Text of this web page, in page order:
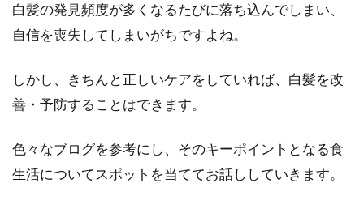
白髪の発見頻度が多くなるたびに落ち込んでしまい、
自信を喪失してしまいがちですよね。
しかし、きちんと正しいケアをしていれば、白髪を改
善・予防することはできます。
色々なブログを参考にし、そのキーポイントとなる食
生活についてスポットを当ててお話ししていきます。